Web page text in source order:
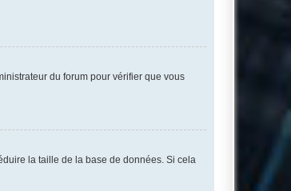
du forum pour vérifier que vous
la taille de la base de données. Si cela